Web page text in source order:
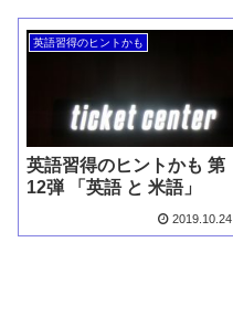
英語習得のヒントかも
英語習得のヒントかも 第
12弾 「英語 と 米語」
2019.10.24